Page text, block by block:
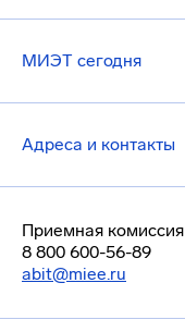
МИЭТ сегодня
Адреса и контакты
Приемная комиссия
8 800 600-56-89
abit@miee.ru